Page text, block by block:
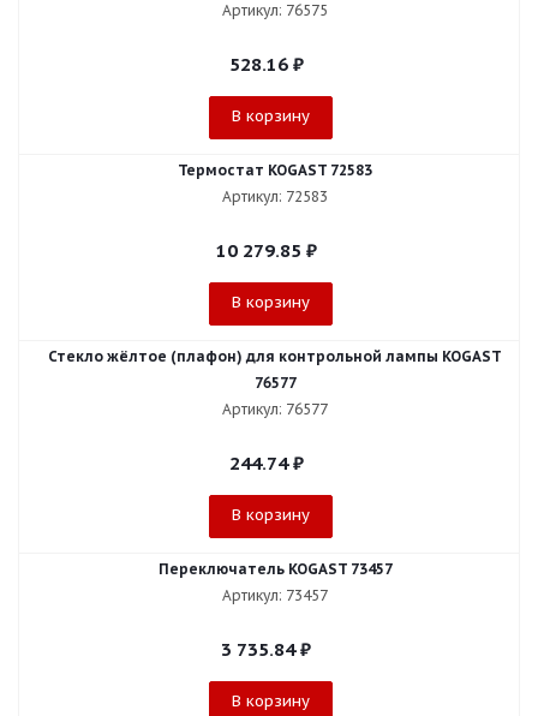
Артикул: 76575
528.16₽
В корзину
Термостат KOGAST 72583
Артикул: 72583
10 279.85 ₽
В корзину
Стекло жёлтое (плафон) для контрольной лампы KOGAST
76577
Артикул: 76577
244.74₽
В корзину
Переключатель KOGAST 73457
Артикул: 73457
3 735.84₽
В корзину